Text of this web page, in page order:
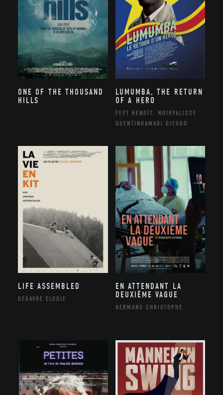
ONE OF THE THOUSAND
HILLS
LUMUMBA, THE RETURN
OF A HERO
FEYT BENOÎT, NOIRFALISSE
QUENTINHAMADI DIEUDO
LIFE ASSEMBLED
DEGAVRE ÉLODIE
EN ATTENDANT LA
DEUXIÈME VAGUE
HERMANS CHRISTOPHE